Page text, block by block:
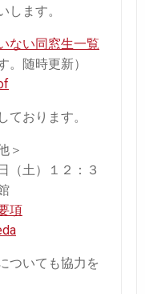
します。
ない同窓生一覧
。随時更新）
ております。
＞
（土）１２：３
項
ついても協力を